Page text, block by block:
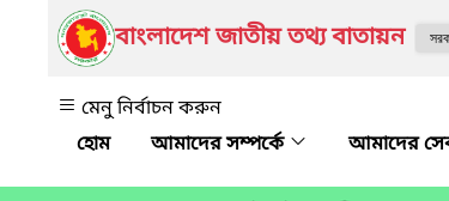
বাংলাদেশ জাতীয় তথ্য বাতায়ন
মেনু নির্বাচন করুন
আমাদের সম্পর্কে
আমাদের